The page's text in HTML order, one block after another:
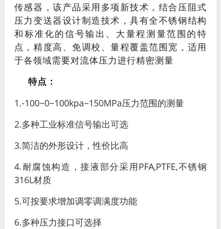
传感器，该产品采用多项新技术，结合压阻式
压力变送器设计制造技术，具有全不锈钢结构
和标准化的信号输出、大量程测量范围的特
点，精度高、免调校、量程覆盖范围宽，适用
于各领域需要对流体压力进行精密测量
特点：
1.-100~0~100kpa~150MPa压力范围的测量
2.多种工业标准信号输出可选
3.简洁的外形设计，性价比高
4.耐腐蚀构造，接液部分采用PFA,PTFE,不锈钢
316L材质
5.可按要求增加调零调满度功能
6.多种压力接口可选择